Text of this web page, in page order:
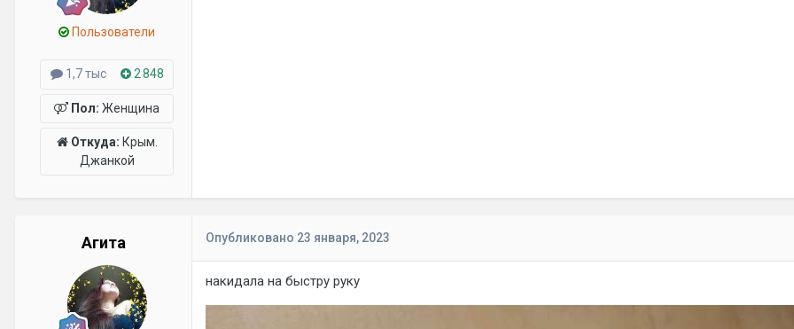
Пользователи
1,7 тыс 2 848
Пол: Женщина
Откуда: Крым.
Джанкой
Агита Опубликовано 23 января, 2023
накидала на быстру руку